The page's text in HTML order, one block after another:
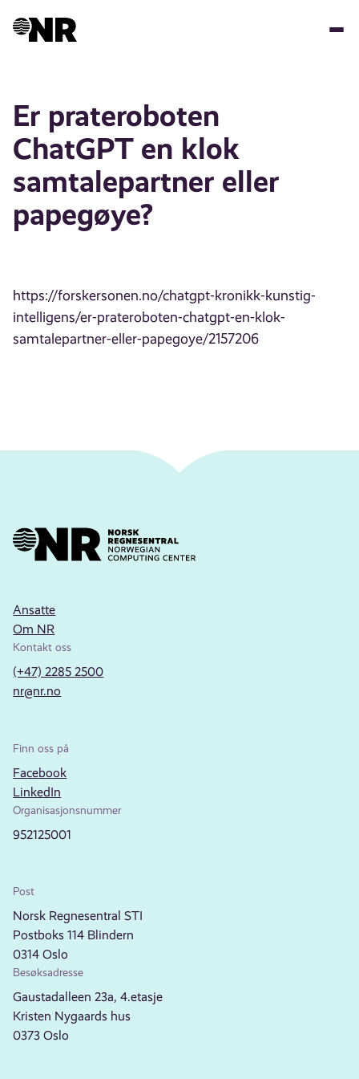
Er prateroboten
ChatGPT en klok
samtale­partner eller
papegøye?
https://forskersonen.no/chatgpt-kronikk-kunstig-
intelligens/er-prateroboten-chatgpt-en-klok-
samtalepartner-eller-papegoye/2157206
Ansatte
Om NR
Kontakt oss
(+47) 2285 2500
nr@nr.no
Finn oss på
Facebook
LinkedIn
Organisasjonsnummer
952125001
Post
Norsk Regnesentral STI
Postboks 114 Blindern
0314 Oslo
Besøksadresse
Gaustadalleen 23a, 4.etasje
Kristen Nygaards hus
0373 Oslo